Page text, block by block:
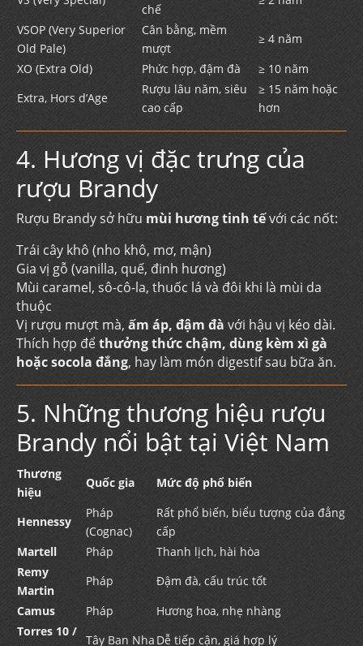
chế
VSOP (Very Superior
Old Pale)
Cân bằng, mềm
mượt
≥ 4 năm
XO (Extra Old)
Phức hợp, đậm đà
≥ 10 năm
Extra, Hors d’Age
Rượu lâu năm, siêu
cao cấp
≥ 15 năm hoặc
hơn
4. Hương vị đặc trưng của
rượu Brandy
Rượu Brandy sở hữu mùi hương tinh tếvới các nốt:
Trái cây khô (nho khô, mơ, mận)
Gia vị gỗ (vanilla, quế, đinh hương)
Mùi caramel, sô-cô-la, thuốc lá và đôi khi là mùi da
thuộc
Vị rượu mượt mà, ấm áp, đậm đà với hậu vị kéo dài.
Thích hợp đểthưởng thức chậm, dùng kèm xì gà
hoặc socola đắng, hay làm món digestif sau bữa ăn.
5. Những thương hiệu rượu
Brandy nổi bật tại Việt Nam
Thương
hiệu
Quốc gia Mức độ phổ biến
Hennessy
Pháp
(Cognac)
Rất phổ biến, biểu tượng của đẳng
cấp
Martell
Pháp
Thanh lịch, hài hòa
Remy
Martin
Pháp
Đậm đà, cấu trúc tốt
Camus
Pháp
Hương hoa, nhẹ nhàng
Torres 10 /
Tây Ban Nha Dễ tiếp cận, giá hợp lý